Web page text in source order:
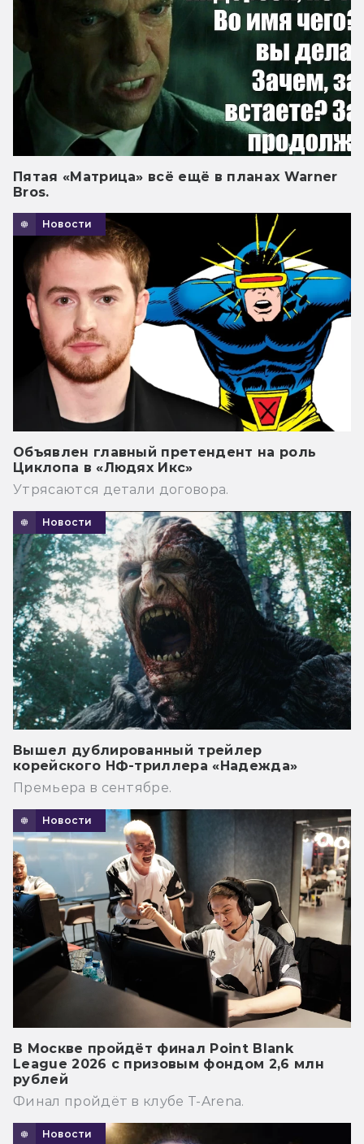
Пятая «Матрица» всё ещё в планах Warner
Bros.
Новости
Объявлен главный претендент на роль
Циклопа в «Людях Икс»
Утрясаются детали договора.
Новости
Вышел дублированный трейлер
корейского НФ-триллера «Надежда»
Премьера в сентябре.
Новости
В Москве пройдёт финал Point Blank
League 2026 с призовым фондом 2,6 млн
рублей
Финал пройдёт в клубе T-Arena.
Новости